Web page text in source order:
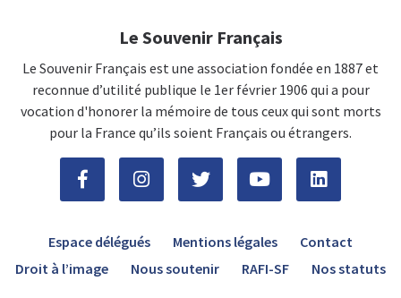
Le Souvenir Français
Le Souvenir Français est une association fondée en 1887 et
reconnue d’utilité publique le 1er février 1906 qui a pour
vocation d'honorer la mémoire de tous ceux qui sont morts
pour la France qu’ils soient Français ou étrangers.
Espace délégués Mentions légales
Contact
Droit à l’image
Nous soutenir RAFI-SF Nos statuts